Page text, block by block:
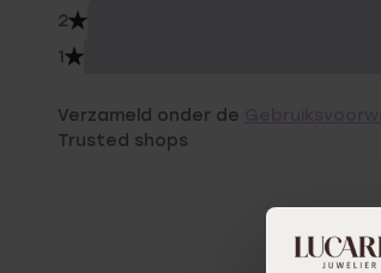
2
1
Verzameld onder de
Trusted shops